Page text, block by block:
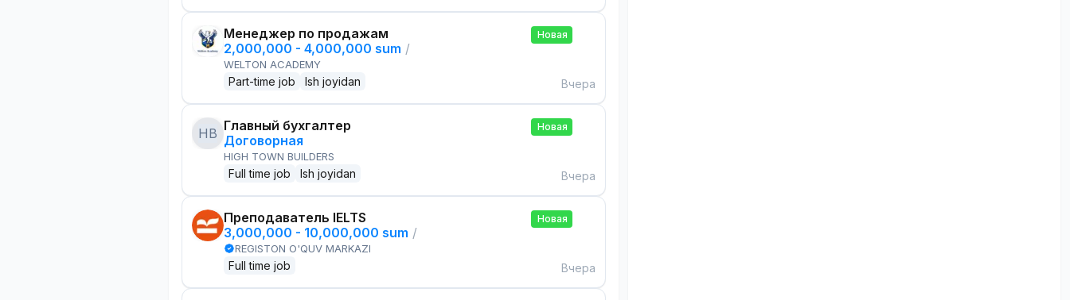
Менеджер по продажам
2,000,000 - 4,000,000 sum /
WELTON ACADEMY
Part-time job Ish joyidan
Новая
Вчера
HB Главный бухгалтер
Договорная
HIGH TOWN BUILDERS
Full time job Ish joyidan
Новая
Вчера
Преподаватель IELTS
3,000,000 - 10,000,000 sum /
REGISTON O'QUV MARKAZI
Full time job
Новая
Вчера